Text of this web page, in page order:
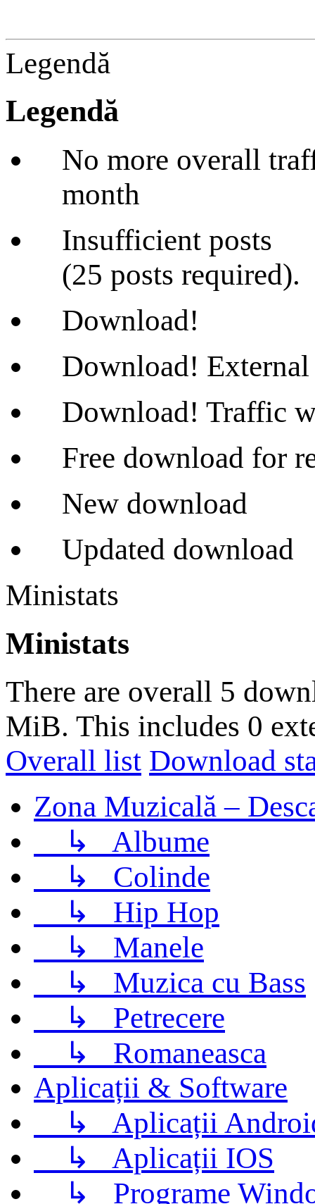
Legendă
Legendă
No more overall
month
Insufficient posts
(25 posts required).
Download!
Download! External
Download! Traffic
Free download for
New download
Updated download
Ministats
Ministats
There are overall 5
MiB. This includes 0
Overall list Download
Zona Muzicală –
↳ Albume
↳ Colinde
↳ Hip Hop
↳ Manele
↳ Muzica cu Bass
↳ Petrecere
↳ Romaneasca
Aplicații & Software
↳ Aplicații
↳ Aplicații IOS
↳ Programe